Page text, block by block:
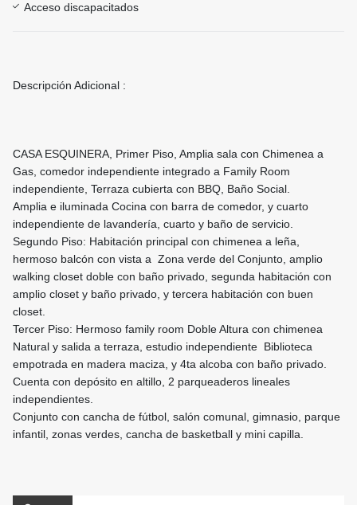
Acceso discapacitados
Descripción Adicional :
CASA ESQUINERA, Primer Piso, Amplia sala con Chimenea a
Gas, comedor independiente integrado a Family Room
independiente, Terraza cubierta con BBQ, Baño Social.
Amplia e iluminada Cocina con barra de comedor, y cuarto
independiente de lavandería, cuarto y baño de servicio.
Segundo Piso: Habitación principal con chimenea a leña,
hermoso balcón con vista a Zona verde del Conjunto, amplio
walking closet doble con baño privado, segunda habitación con
amplio closet y baño privado, y tercera habitación con buen
closet.
Tercer Piso: Hermoso family room Doble Altura con chimenea
Natural y salida a terraza, estudio independiente Biblioteca
empotrada en madera maciza, y 4ta alcoba con baño privado.
Cuenta con depósito en altillo, 2 parqueaderos lineales
independientes.
Conjunto con cancha de fútbol, salón comunal, gimnasio, parque
infantil, zonas verdes, cancha de basketball y mini capilla.